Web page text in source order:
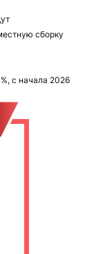
сборку
с начала 2026